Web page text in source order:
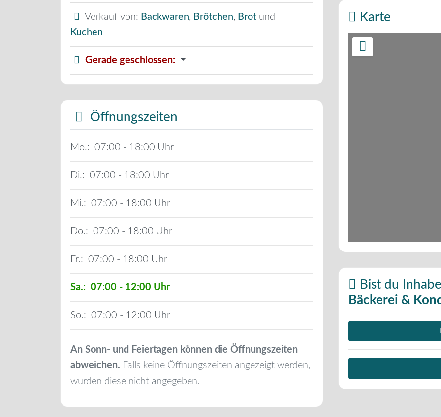
Verkauf von: Backwaren, Brötchen, Brot und
Kuchen
Gerade geschlossen:
Öffnungszeiten
Mo.: 07:00 - 18:00
Di.: 07:00 - 18:00
Mi.: 07:00 - 18:00
Do.: 07:00 - 18:00
Fr.: 07:00 - 18:00
Sa.: 07:00 - 12:00
So.: 07:00 - 12:00
An Sonn- und Feiertagen können die Öffnungszeiten
abweichen. Falls keine Öffnungszeiten angezeigt werden,
wurden diese nicht angegeben.
Karte
Bist du
Bäckerei &